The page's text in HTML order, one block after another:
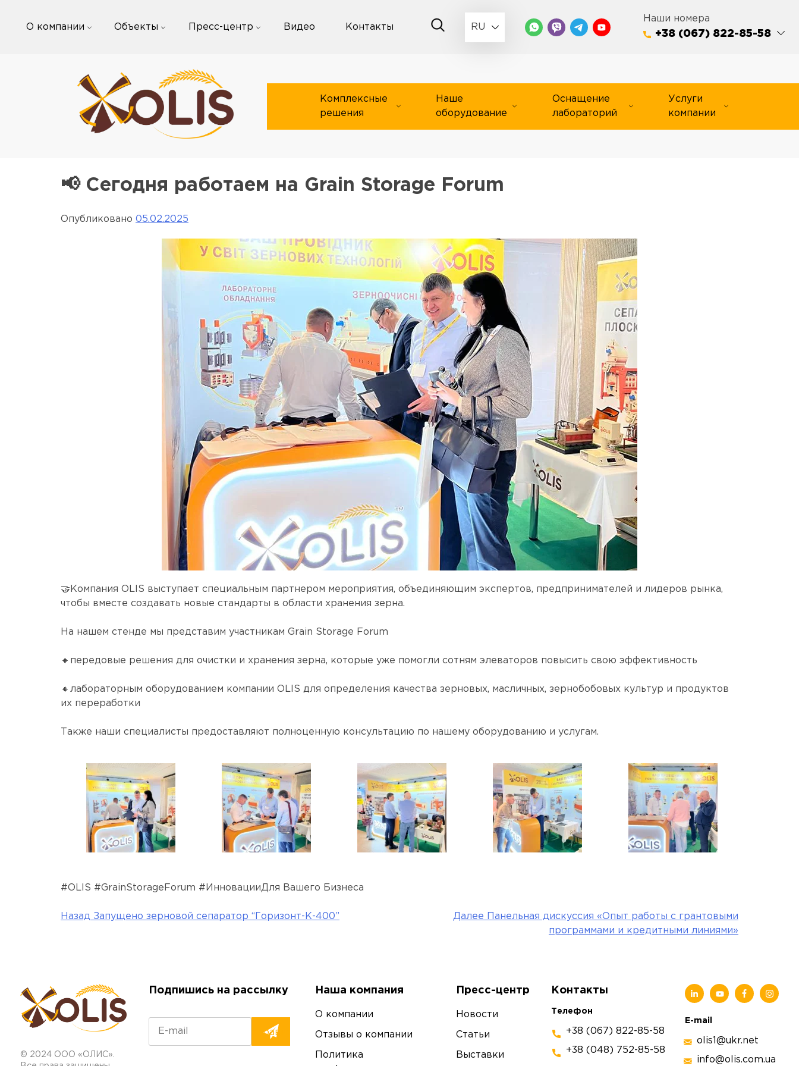
О компании Объекты Пресс-центр Видео Контакты RU
Наши номера
+38 (067) 822-85-58
Комплексные
решения
Наше
оборудование
Оснащение
лабораторий
Услуги
компании
📢 Сегодня работаем на Grain Storage Forum
Опубликовано 05.02.2025
🤝Компания OLIS выступает специальным партнером мероприятия, объединяющим экспертов, предпринимателей и лидеров рынка,
чтобы вместе создавать новые стандарты в области хранения зерна.
На нашем стенде мы представим участникам Grain Storage Forum
🔸передовые решения для очистки и хранения зерна, которые уже помогли сотням элеваторов повысить свою эффективность
🔸лабораторным оборудованием компании OLIS для определения качества зерновых, масличных, зернобобовых культур и продуктов
их переработки
Также наши специалисты предоставляют полноценную консультацию по нашему оборудованию и услугам.
#OLIS #GrainStorageForum #ИнновацииДля Вашего Бизнеса
Навигация
Назад Запущено зерновой сепаратор “Горизонт-К-400” Далее
Панельная дискуссия «Опыт работы с грантовыми
программами и кредитными линиями»
© 2024 ООО «ОЛИС».
Подпишись на рассылку Наша компания
О компании
Отзывы о компании
Политика
Пресс-центр
Новости
Статьи
Выставки
Контакты
Телефон
+38 (067) 822-85-58
+38 (048) 752-85-58
E-mail
olis1@ukr.net
info@olis.com.ua